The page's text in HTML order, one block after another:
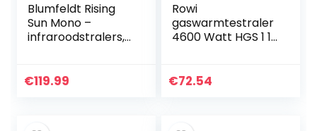
Blumfeldt Rising
Sun Mono –
infraroodstralers,
2500W, IP34
€119.99
Rowi
gaswarmtestraler
4600 Watt HGS 1 1
€72.54